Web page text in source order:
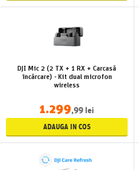
DJI Mic 2 (2 TX + 1 RX + Carcasă
încărcare) - Kit dual microfon
wireless
1.299,99 lei
ADAUGA IN COS